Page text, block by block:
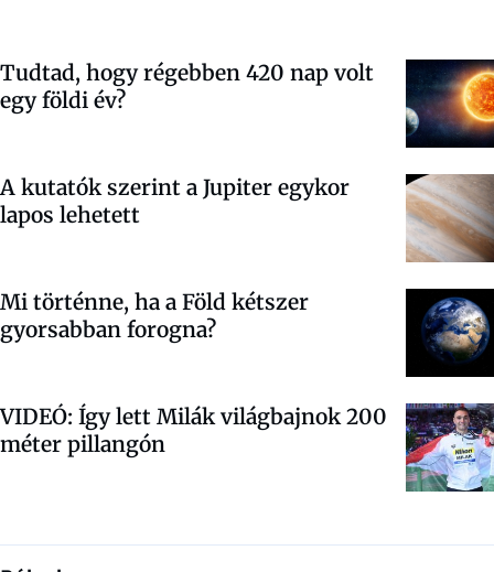
Tudtad, hogy régebben 420 nap volt
egy földi év?
A kutatók szerint a Jupiter egykor
lapos lehetett
Mi történne, ha a Föld kétszer
gyorsabban forogna?
VIDEÓ: Így lett Milák világbajnok 200
méter pillangón